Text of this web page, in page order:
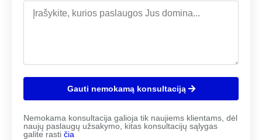
Gauti nemokamą konsultaciją
Nemokama konsultacija galioja tik naujiems klientams, dėl
naujų paslaugų užsakymo, kitas konsultacijų sąlygas
galite rasti čia